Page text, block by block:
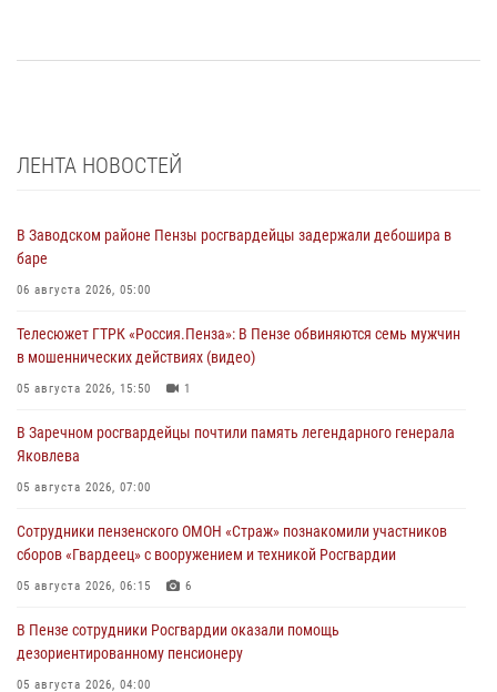
ЛЕНТА НОВОСТЕЙ
В Заводском районе Пензы росгвардейцы задержали дебошира в
баре
06 августа 2026, 05:00
Телесюжет ГТРК «Россия.Пенза»: В Пензе обвиняются семь мужчин
в мошеннических действиях (видео)
05 августа 2026, 15:50 1
В Заречном росгвардейцы почтили память легендарного генерала
Яковлева
05 августа 2026, 07:00
Сотрудники пензенского ОМОН «Страж» познакомили участников
сборов «Гвардеец» с вооружением и техникой Росгвардии
05 августа 2026, 06:15 6
В Пензе сотрудники Росгвардии оказали помощь
дезориентированному пенсионеру
05 августа 2026, 04:00